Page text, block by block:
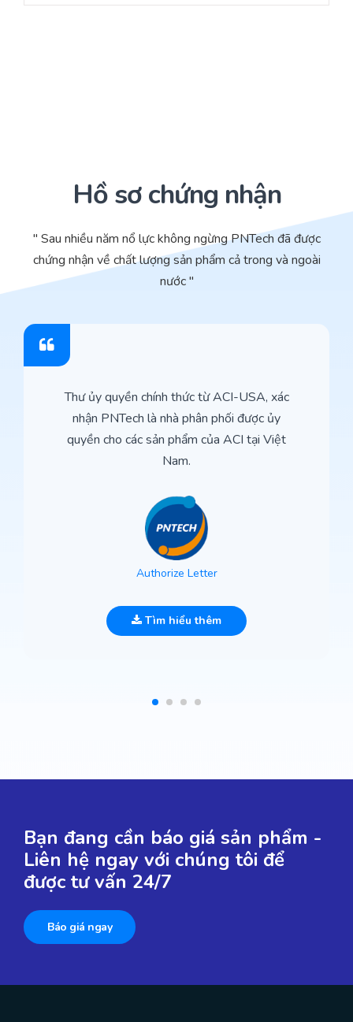
Hồ sơ chứng nhận
" Sau nhiều năm nổ lực không ngừng PNTech đã được
chứng nhận về chất lượng sản phẩm cả trong và ngoài
nước "
Thư ủy quyền chính thức từ ACI-USA, xác
nhận PNTech là nhà phân phối được ủy
quyền cho các sản phẩm của ACI tại Việt
Nam.
Authorize Letter
Tìm hiểu thêm
Bạn đang cần báo giá sản phẩm -
Liên hệ ngay với chúng tôi để
được tư vấn 24/7
Báo giá ngay